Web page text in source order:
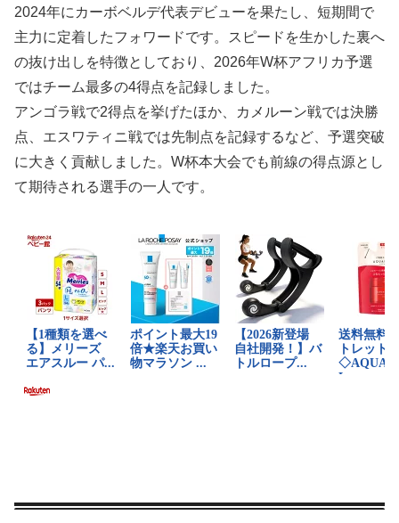
2024年にカーボベルデ代表デビューを果たし、短期間で
主力に定着したフォワードです。スピードを生かした裏へ
の抜け出しを特徴としており、2026年W杯アフリカ予選
ではチーム最多の4得点を記録しました。
アンゴラ戦で2得点を挙げたほか、カメルーン戦では決勝
点、エスワティニ戦では先制点を記録するなど、予選突破
に大きく貢献しました。W杯本大会でも前線の得点源とし
て期待される選手の一人です。